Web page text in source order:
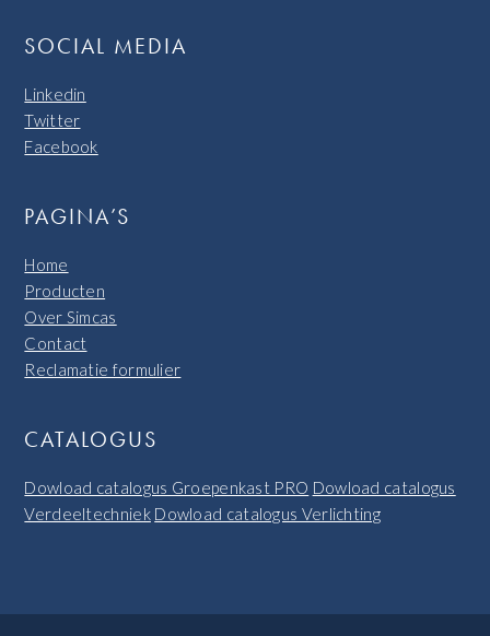
SOCIAL MEDIA
Linkedin
Twitter
Facebook
PAGINA’S
Home
Producten
Over Simcas
Contact
Reclamatie formulier
CATALOGUS
Dowload catalogus Groepenkast PRO Dowload catalogus
Verdeeltechniek Dowload catalogus Verlichting